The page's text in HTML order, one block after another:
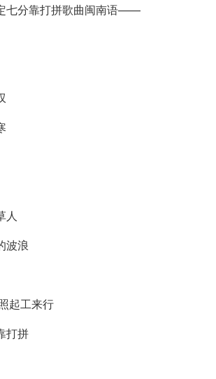
七分靠打拼歌曲闽南语——
人
波浪
起工来行
打拼